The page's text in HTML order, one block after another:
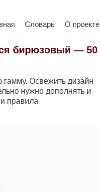
Словарь О проекте
бирюзовый — 50
Освежить дизайн
нужно дополнять и
правила